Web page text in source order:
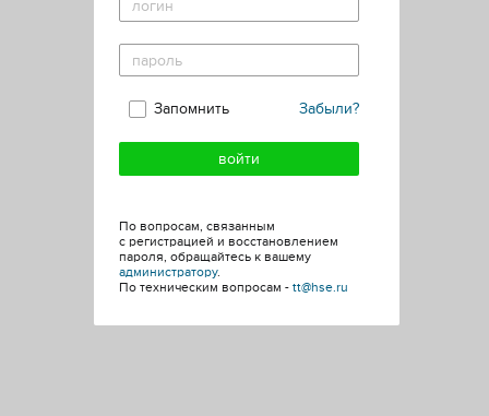
Забыли?
Запомнить
По вопросам, связанным
с регистрацией и восстановлением
пароля, обращайтесь к вашему
администратору.
По техническим вопросам - tt@hse.ru